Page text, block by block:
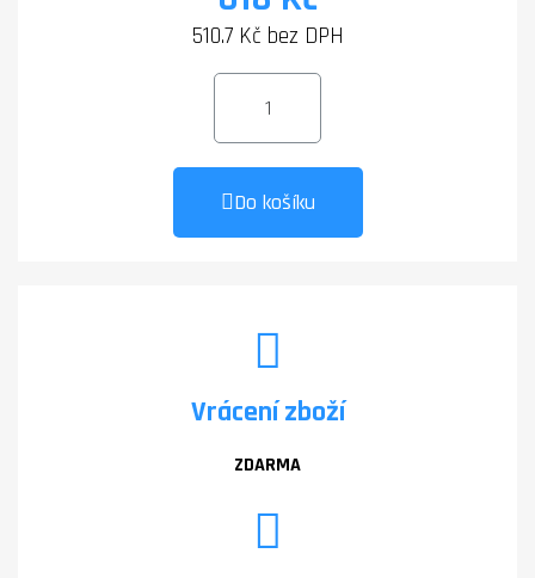
510.7 Kč bez DPH
Do košíku
Vrácení zboží
ZDARMA